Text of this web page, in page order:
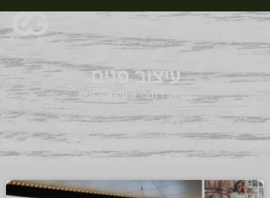
עיצוב פנים
בנייה ירוקה» עיצוב פנים